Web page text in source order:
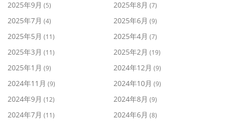
2025年9月 (5) 2025年8月 (7)
2025年7月 (4) 2025年6月 (9)
2025年5月 (11) 2025年4月 (7)
2025年3月 (11) 2025年2月 (19)
2025年1月 (9) 2024年12月 (9)
2024年11月 (9) 2024年10月 (9)
2024年9月 (12) 2024年8月 (9)
2024年7月 (11) 2024年6月 (8)